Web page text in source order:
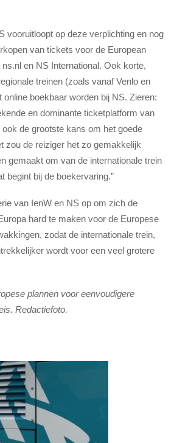
vooruitloopt op deze verplichting en nog
van tickets voor de European
en NS International. Ook korte,
treinen (zoals vanaf Venlo en
online boekbaar worden bij NS. Zieren:
en dominante ticketplatform van
de grootste kans om het goede
zou de reiziger het zo gemakkelijk
gemaakt om van de internationale trein
begint bij de boekervaring.”
van IenW en NS op om zich de
hard te maken voor de Europese
zodat de internationale trein,
wordt voor een veel grotere
plannen voor eenvoudigere
Redactiefoto.